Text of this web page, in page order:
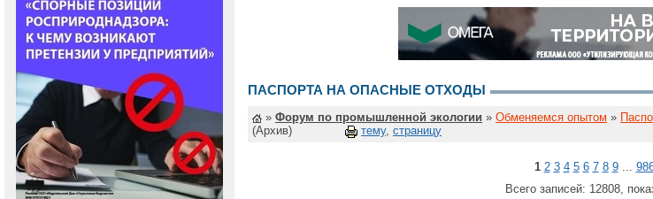
ПАСПОРТА НА ОПАСНЫЕ ОТХОДЫ
» Форум по промышленной экологии » Обменяемся опытом »
(Архив)
тему, страницу
1 2 3 4 5 6 7 8 9...
Всего записей: 12808,